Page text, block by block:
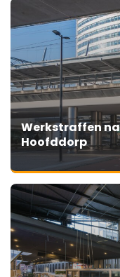
Werkstraffen
Hoofddorp